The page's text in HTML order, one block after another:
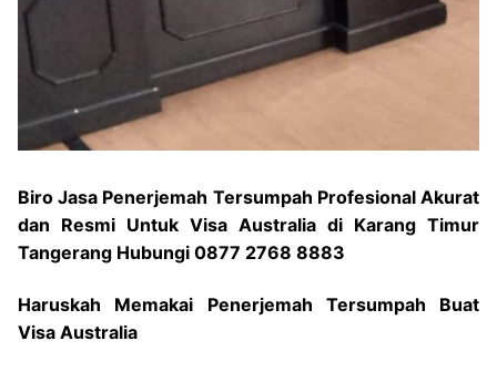
Biro Jasa Penerjemah Tersumpah Profesional Akurat
dan Resmi Untuk Visa Australia di Karang Timur
Tangerang Hubungi 0877 2768 8883
Haruskah Memakai Penerjemah Tersumpah Buat
Visa Australia